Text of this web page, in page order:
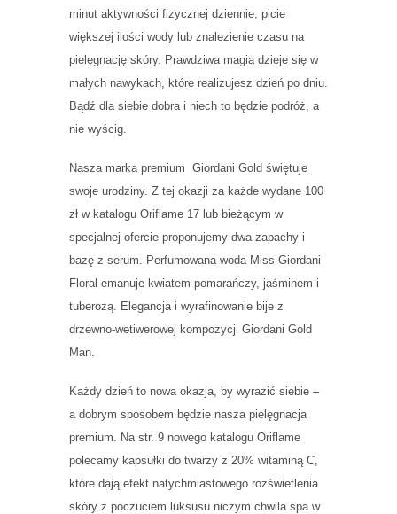
minut aktywności fizycznej dziennie, picie
większej ilości wody lub znalezienie czasu na
pielęgnację skóry. Prawdziwa magia dzieje się w
małych nawykach, które realizujesz dzień po dniu.
Bądź dla siebie dobra i niech to będzie podróż, a
nie wyścig.
Nasza marka premium Giordani Gold świętuje
swoje urodziny. Z tej okazji za każde wydane 100
zł w katalogu Oriflame 17 lub bieżącym w
specjalnej ofercie proponujemy dwa zapachy i
bazę z serum. Perfumowana woda Miss Giordani
Floral emanuje kwiatem pomarańczy, jaśminem i
tuberozą. Elegancja i wyrafinowanie bije z
drzewno-wetiwerowej kompozycji Giordani Gold
Man.
Każdy dzień to nowa okazja, by wyrazić siebie –
a dobrym sposobem będzie nasza pielęgnacja
premium. Na str. 9 nowego katalogu Oriflame
polecamy kapsułki do twarzy z 20% witaminą C,
które dają efekt natychmiastowego rozświetlenia
skóry z poczuciem luksusu niczym chwila spa w